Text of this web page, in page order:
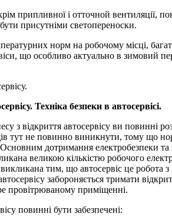
припливної і отточной вентиляції,
присутніми светопереноски.
норм на робочому місці,
що особливо актуально в зимовий
Техніка безпеки в автосервісі.
з відкриття автосервісу ви повинні
тут не повинно виникнути, тому що
дотримання електробезпеки
великою кількістю робочого
тим, що автосервіс це робота
забороняється тримати
провітрюваному приміщенні.
повинні бути забезпечені: